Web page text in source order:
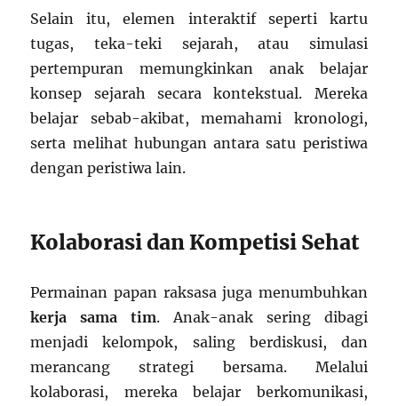
Selain itu, elemen interaktif seperti kartu
tugas, teka-teki sejarah, atau simulasi
pertempuran memungkinkan anak belajar
konsep sejarah secara kontekstual. Mereka
belajar sebab-akibat, memahami kronologi,
serta melihat hubungan antara satu peristiwa
dengan peristiwa lain.
Kolaborasi dan Kompetisi Sehat
Permainan papan raksasa juga menumbuhkan
kerja sama tim. Anak-anak sering dibagi
menjadi kelompok, saling berdiskusi, dan
merancang strategi bersama. Melalui
kolaborasi, mereka belajar berkomunikasi,